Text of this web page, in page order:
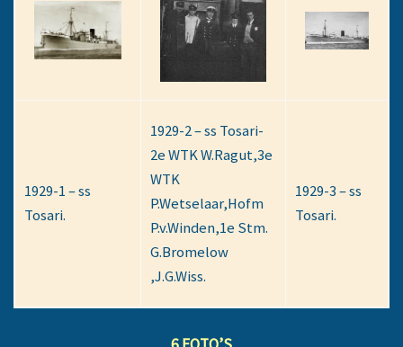
1929-1 – ss
Tosari.
1929-2 – ss Tosari-
2e WTK W.Ragut,3e
WTK
P.Wetselaar,Hofm
P.v.Winden,1e Stm.
G.Bromelow
,J.G.Wiss.
1929-3 – ss
Tosari.